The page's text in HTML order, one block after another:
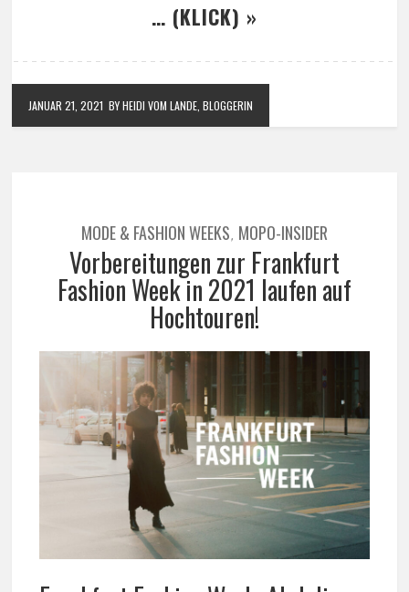
… (KLICK) »
JANUAR 21, 2021 BY HEIDI VOM LANDE, BLOGGERIN
MODE & FASHION WEEKS, MOPO-INSIDER
Vorbereitungen zur Frankfurt
Fashion Week in 2021 laufen auf
Hochtouren!